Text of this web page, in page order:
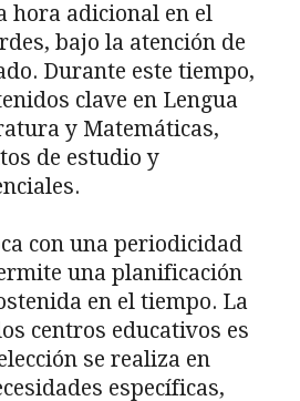
hora adicional en el
bajo la atención de
Durante este tiempo,
clave en Lengua
y Matemáticas,
de estudio y
con una periodicidad
una planificación
en el tiempo. La
centros educativos es
se realiza en
específicas,